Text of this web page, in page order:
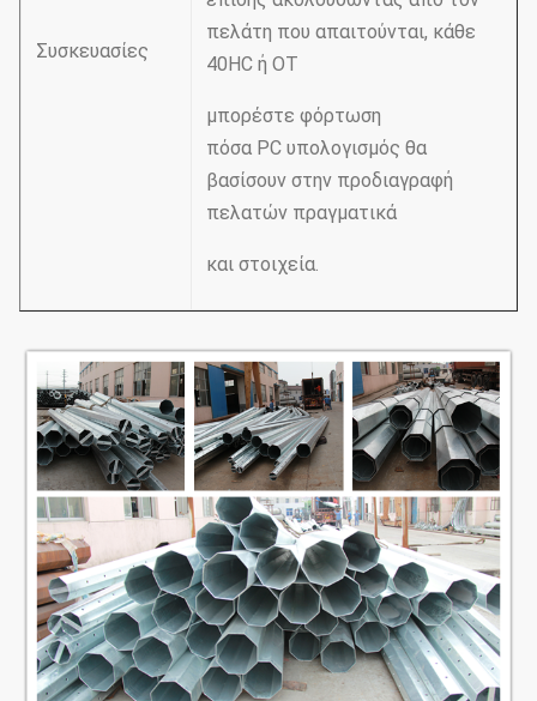
Συσκευασίες
πελάτη που απαιτούνται, κάθε
40HC ή OT
μπορέστε φόρτωση
πόσα PC υπολογισμός θα
βασίσουν στην προδιαγραφή
πελατών πραγματικά
και στοιχεία.